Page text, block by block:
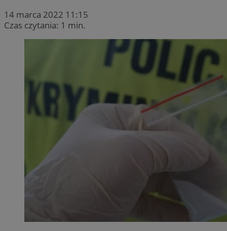
14 marca 2022 11:15
Czas czytania: 1 min.